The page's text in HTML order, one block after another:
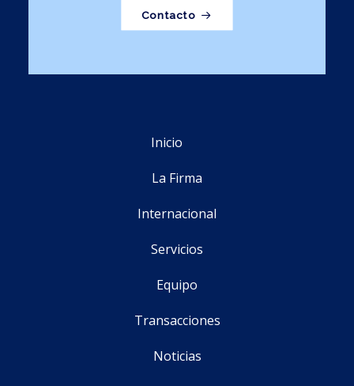
Contacto
Inicio
La Firma
Internacional
Servicios
Equipo
Transacciones
Noticias